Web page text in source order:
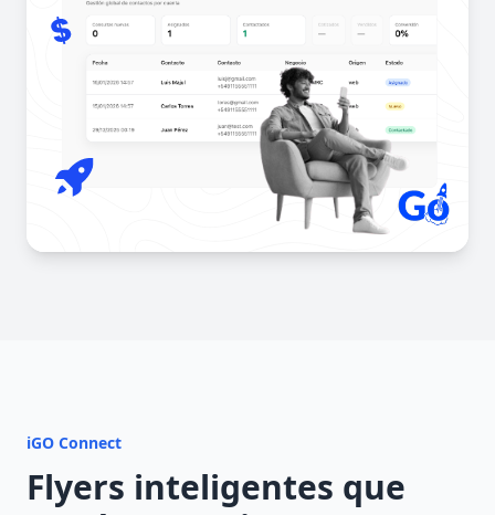
iGO Connect
Flyers inteligentes que